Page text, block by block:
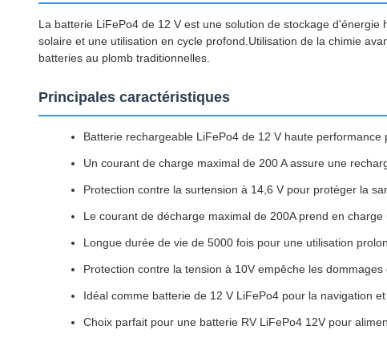
La batterie LiFePo4 de 12 V est une solution de stockage
solaire et une utilisation en cycle profond.Utilisation de la chimie
batteries au plomb traditionnelles.
Principales caractéristiques
Batterie rechargeable LiFePo4 de 12 V haute performance
Un courant de charge maximal de 200 A assure une
Protection contre la surtension à 14,6 V pour protéger la
Le courant de décharge maximal de 200A prend en
Longue durée de vie de 5000 fois pour une utilisation
Protection contre la tension à 10V empêche les
Idéal comme batterie de 12 V LiFePo4 pour la navigation
Choix parfait pour une batterie RV LiFePo4 12V pour